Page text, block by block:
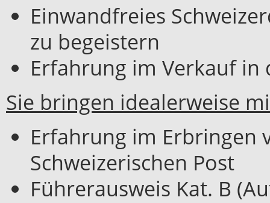
Einwandfreies
zu begeistern
Erfahrung im Verkauf
Sie bringen idealerweise
Erfahrung im Erbringen
Schweizerischen Post
Führerausweis Kat. B